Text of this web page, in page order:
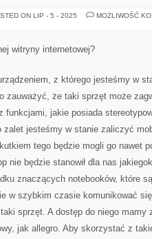
ON LIP - 5 - 2025
MOŻLIWOŚĆ
witryny internetowej?
z którego jesteśmy w
zauważyć, że taki sprzęt może
funkcjami, jakie posiada
zalet jesteśmy w stanie zaliczyć
tego będzie mogli go nawet
nie będzie stanowił dla nas
znaczących notebooków, które
w szybkim czasie komunikować
sprzęt. A dostęp do niego mamy
jak allegro. Aby skorzystać z